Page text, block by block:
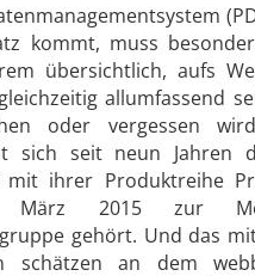
kommt, muss
übersichtlich, aufs
allumfassend
oder vergessen
sich seit neun Jahren
mit ihrer Produktreihe
März 2015 zur
gehört. Und das
schätzen an dem